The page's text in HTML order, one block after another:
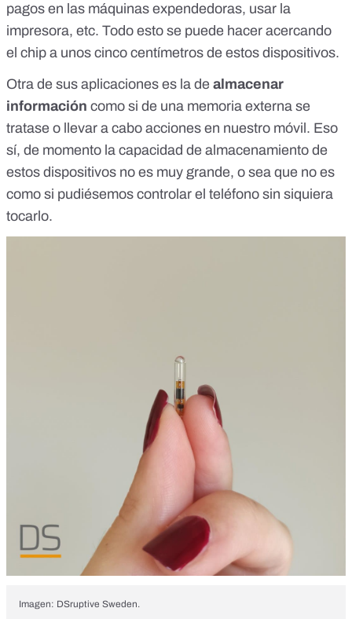
pagos en las máquinas expendedoras, usar la
impresora, etc. Todo esto se puede hacer acercando
el chip a unos cinco centímetros de estos dispositivos.
Otra de sus aplicaciones es la de almacenar
información como si de una memoria externa se
tratase o llevar a cabo acciones en nuestro móvil. Eso
sí, de momento la capacidad de almacenamiento de
estos dispositivos no es muy grande, o sea que no es
como si pudiésemos controlar el teléfono sin siquiera
tocarlo.
Imagen: DSruptive Sweden.